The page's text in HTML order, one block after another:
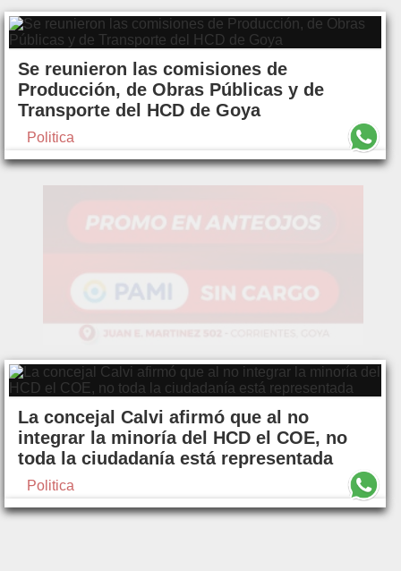
Se reunieron las comisiones de
Producción, de Obras Públicas y de
Transporte del HCD de Goya
Politica
La concejal Calvi afirmó que al no
integrar la minoría del HCD el COE, no
toda la ciudadanía está representada
Politica